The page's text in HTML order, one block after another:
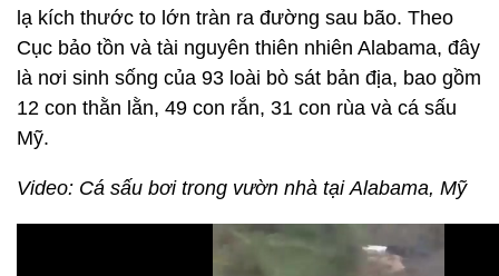
lạ kích thước to lớn tràn ra đường sau bão. Theo
Cục bảo tồn và tài nguyên thiên nhiên Alabama, đây
là nơi sinh sống của 93 loài bò sát bản địa, bao gồm
12 con thằn lằn, 49 con rắn, 31 con rùa và cá sấu
Mỹ.
Video: Cá sấu bơi trong vườn nhà tại Alabama, Mỹ